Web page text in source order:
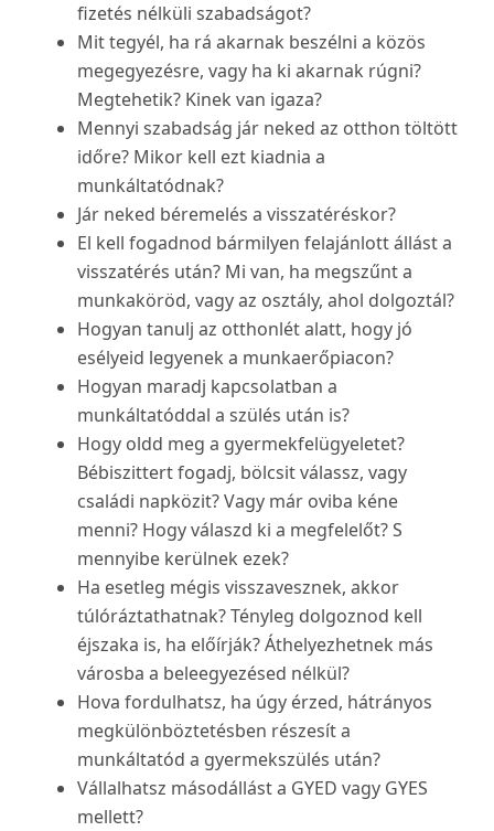
fizetés nélküli szabadságot?
Mit tegyél, ha rá akarnak beszélni a közös
megegyezésre, vagy ha ki akarnak rúgni?
Megtehetik? Kinek van igaza?
Mennyi szabadság jár neked az otthon töltött
időre? Mikor kell ezt kiadnia a
munkáltatódnak?
Jár neked béremelés a visszatéréskor?
El kell fogadnod bármilyen felajánlott állást a
visszatérés után? Mi van, ha megszűnt a
munkaköröd, vagy az osztály, ahol dolgoztál?
Hogyan tanulj az otthonlét alatt, hogy jó
esélyeid legyenek a munkaerőpiacon?
Hogyan maradj kapcsolatban a
munkáltatóddal a szülés után is?
Hogy oldd meg a gyermekfelügyeletet?
Bébiszittert fogadj, bölcsit válassz, vagy
családi napközit? Vagy már oviba kéne
menni? Hogy válaszd ki a megfelelőt? S
mennyibe kerülnek ezek?
Ha esetleg mégis visszavesznek, akkor
túlóráztathatnak? Tényleg dolgoznod kell
éjszaka is, ha előírják? Áthelyezhetnek más
városba a beleegyezésed nélkül?
Hova fordulhatsz, ha úgy érzed, hátrányos
megkülönböztetésben részesít a
munkáltatód a gyermekszülés után?
Vállalhatsz másodállást a GYED vagy GYES
mellett?